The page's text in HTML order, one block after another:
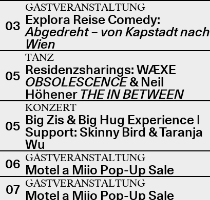
03
GASTVERANSTALTUNG
Explora Reise Comedy:
Abgedreht – von Kapstadt nach
Wien
05
TANZ
Residenzsharings: WÆXE
OBSOLESCENCE& Neil
Höhener THE IN BETWEEN
05
KONZERT
Big Zis & Big Hug Experience |
Support: Skinny Bird & Taranja
Wu
06 GASTVERANSTALTUNG
Motel a Miio Pop-Up Sale
07 GASTVERANSTALTUNG
Motel a Miio Pop-Up Sale